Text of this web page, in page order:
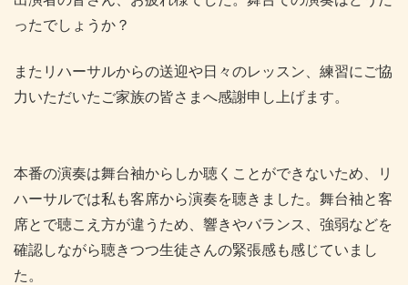
ったでしょうか？
またリハーサルからの送迎や日々のレッスン、練習にご協
力いただいたご家族の皆さまへ感謝申し上げます。
本番の演奏は舞台袖からしか聴くことができないため、リ
ハーサルでは私も客席から演奏を聴きました。舞台袖と客
席とで聴こえ方が違うため、響きやバランス、強弱などを
確認しながら聴きつつ生徒さんの緊張感も感じていまし
た。